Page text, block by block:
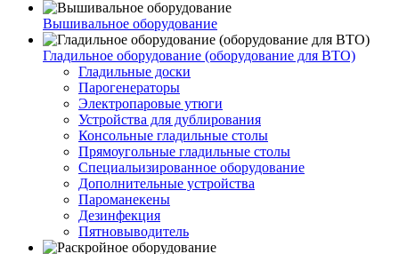
Вышивальное оборудование
Гладильное оборудование (оборудование для ВТО)
Гладильные доски
Парогенераторы
Электропаровые утюги
Устройства для дублирования
Консольные гладильные столы
Прямоугольные гладильные столы
Специальизированное оборудование
Дополнительные устройства
Пароманекены
Дезинфекция
Пятновыводитель